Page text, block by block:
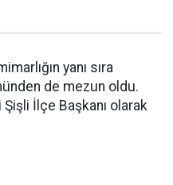
yanı sıra
de mezun oldu.
İlçe Başkanı olarak